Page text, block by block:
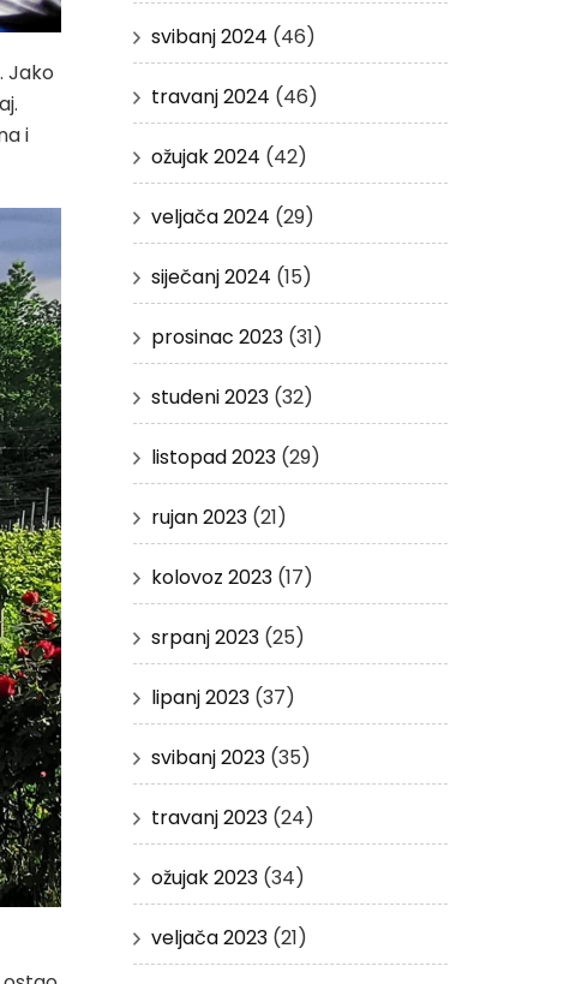
Jako
i
svibanj 2024 (46)
travanj 2024 (46)
ožujak 2024 (42)
veljača 2024 (29)
siječanj 2024 (15)
prosinac 2023(31)
studeni 2023(32)
listopad 2023(29)
rujan 2023(21)
kolovoz 2023(17)
srpanj 2023(25)
lipanj 2023(37)
svibanj 2023(35)
travanj 2023(24)
ožujak 2023(34)
veljača 2023(21)